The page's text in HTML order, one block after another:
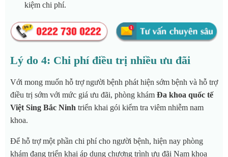
kiệm chi phí.
Lý do 4: Chi phí điều trị nhiều ưu đãi
Với mong muốn hỗ trợ người bệnh phát hiện sớm bệnh và hỗ trợ
điều trị sớm với mức giá ưu đãi, phòng khám Đa khoa quốc tế
Việt Sing Bắc Ninh triển khai gói kiểm tra viêm nhiễm nam
khoa.
Để hỗ trợ một phần chi phí cho người bệnh, hiện nay phòng
khám đang triển khai áp dụng chương trình ưu đãi Nam khoa